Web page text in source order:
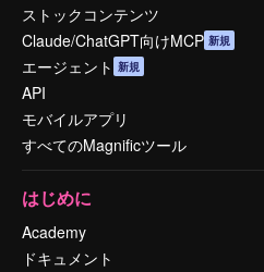
ストックコンテンツ
Claude/ChatGPT向けMCP 新規
エージェント 新規
API
モバイルアプリ
すべてのMagnificツール
はじめに
Academy
ドキュメント